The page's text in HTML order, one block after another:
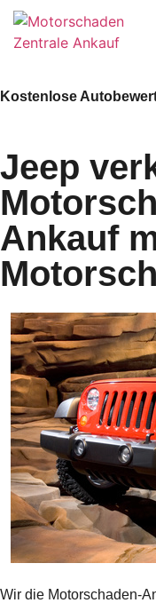
Kostenlose
Jeep
Ankauf
Wir die Motorschaden-